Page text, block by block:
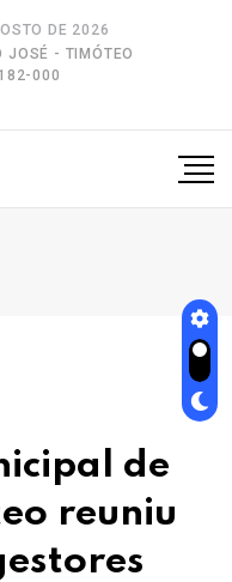
DE 2026
- TIMÓTEO
000
de
reuniu